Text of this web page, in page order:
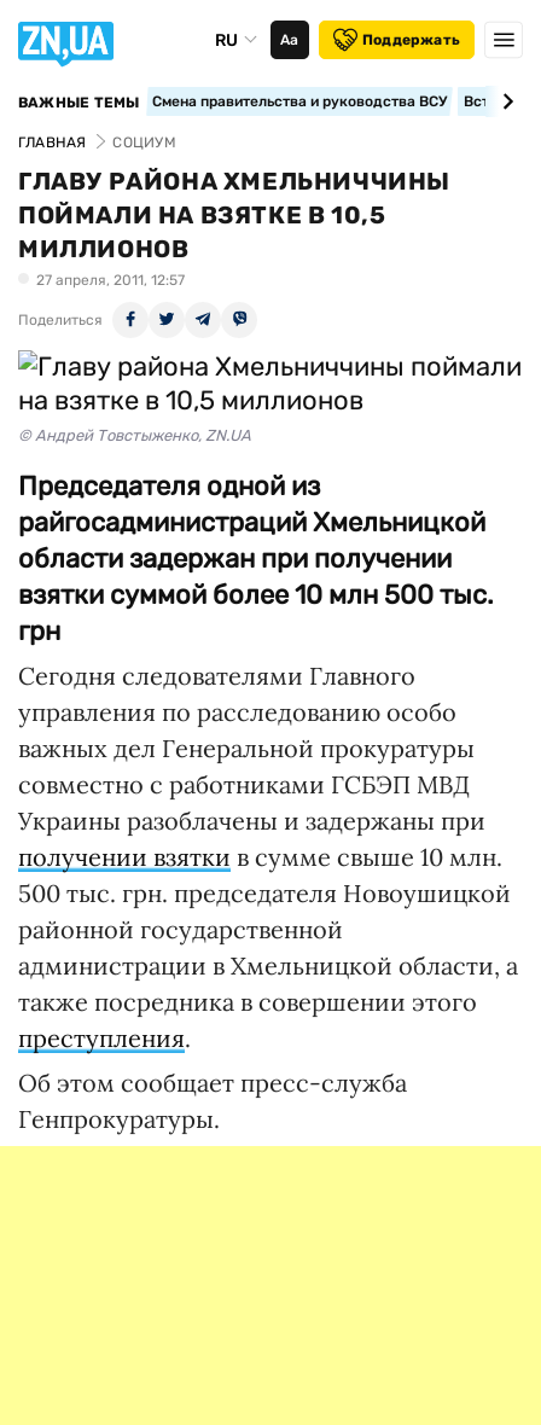
RU Аа Поддержать
ВАЖНЫЕ ТЕМЫ Смена правительства и руководства ВСУ
ГЛАВНАЯ СОЦИУМ
ГЛАВУ РАЙОНА ХМЕЛЬНИЧЧИНЫ
ПОЙМАЛИ НА ВЗЯТКЕ В 10,5
МИЛЛИОНОВ
27 апреля, 2011, 12:57
Поделиться
© Андрей Товстыженко, ZN.UA
Председателя одной из
райгосадминистраций Хмельницкой
области задержан при получении
взятки суммой более 10 млн 500 тыс.
грн
Сегодня следователями Главного
управления по расследованию особо
важных дел Генеральной прокуратуры
совместно с работниками ГСБЭП МВД
Украины разоблачены и задержаны при
получении взятки в сумме свыше 10 млн.
500 тыс. грн. председателя Новоушицкой
районной государственной
администрации в Хмельницкой области, а
также посредника в совершении этого
преступления.
Об этом сообщает пресс-служба
Генпрокуратуры.